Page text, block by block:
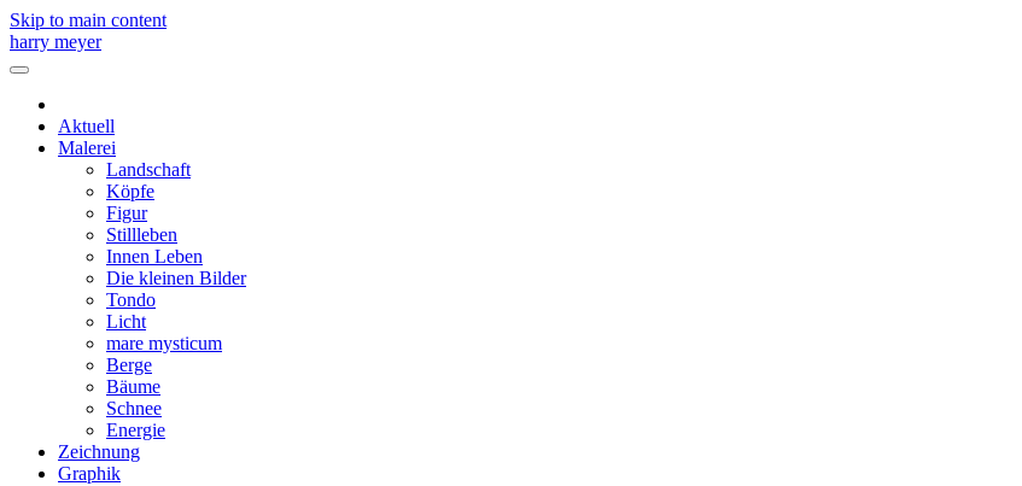
Skip to main content
harry meyer
Aktuell
Malerei
Landschaft
Köpfe
Figur
Stillleben
Innen Leben
Die kleinen Bilder
Tondo
Licht
mare mysticum
Berge
Bäume
Schnee
Energie
Zeichnung
Graphik